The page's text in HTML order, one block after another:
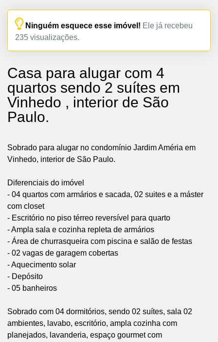
Ninguém esquece esse imóvel! Ele já recebeu
235 visualizações.
Casa para alugar com 4
quartos sendo 2 suítes em
Vinhedo , interior de São
Paulo.
Sobrado para alugar no condomínio Jardim Améria em
Vinhedo, interior de São Paulo.
Diferenciais do imóvel
- 04 quartos com armários e sacada, 02 suites e a máster
com closet
- Escritório no piso térreo reversível para quarto
- Ampla sala e cozinha repleta de armários
- Área de churrasqueira com piscina e salão de festas
- 02 vagas de garagem cobertas
- Aquecimento solar
- Depósito
- 05 banheiros
Sobrado com 04 dormitórios, sendo 02 suítes, sala 02
ambientes, lavabo, escritório, ampla cozinha com
planejados, lavanderia, espaço gourmet com